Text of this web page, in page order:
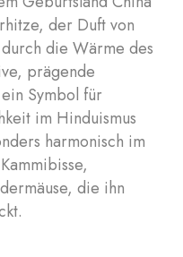
der Duft von
die Wärme des
prägende
Symbol für
im Hinduismus
harmonisch im
die ihn